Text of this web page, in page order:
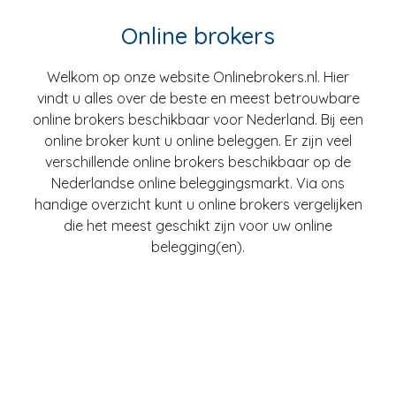
Online brokers
Welkom op onze website Onlinebrokers.nl. Hier
vindt u alles over de beste en meest betrouwbare
online brokers beschikbaar voor Nederland. Bij een
online broker kunt u online beleggen. Er zijn veel
verschillende online brokers beschikbaar op de
Nederlandse online beleggingsmarkt. Via ons
handige overzicht kunt u online brokers vergelijken
die het meest geschikt zijn voor uw online
belegging(en).